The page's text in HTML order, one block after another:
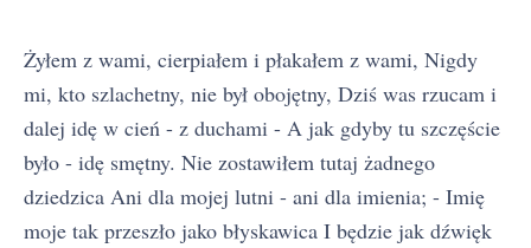
Żyłem z wami, cierpiałem i płakałem z wami, Nigdy
mi, kto szlachetny, nie był obojętny, Dziś was rzucam i
dalej idę w cień - z duchami - A jak gdyby tu szczęście
było - idę smętny. Nie zostawiłem tutaj żadnego
dziedzica Ani dla mojej lutni - ani dla imienia; - Imię
moje tak przeszło jako błyskawica I będzie jak dźwięk